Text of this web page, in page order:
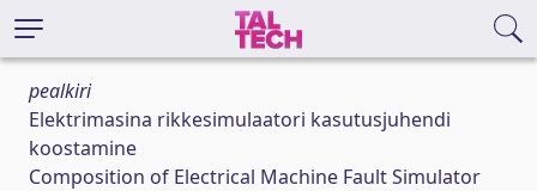
pealkiri
Elektrimasina rikkesimulaatori kasutusjuhendi
koostamine
Composition of Electrical Machine Fault Simulator